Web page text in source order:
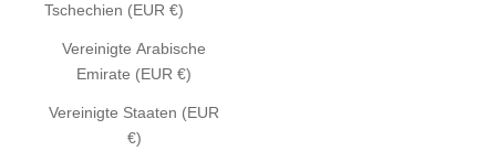
Tschechien (EUR €)
Vereinigte Arabische
Emirate (EUR €)
Vereinigte Staaten (EUR
€)